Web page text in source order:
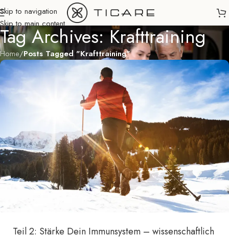
Skip to navigation
Skip to main content
Tag Archives: Krafttraining
Home/Posts Tagged "Krafttraining"
Teil 2: Stärke Dein Immunsystem – wissenschaftlich